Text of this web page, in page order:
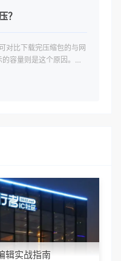
？
对比下载完压缩包的与网
容量则是这个原因。这
辑实战指南